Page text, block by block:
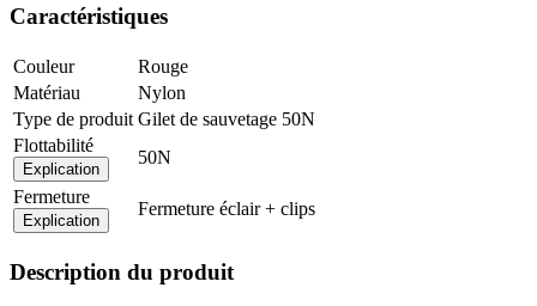
Caractéristiques
Couleur
Rouge
Matériau
Nylon
Type de produit Gilet de sauvetage 50N
Flottabilité
Explication
50N
Fermeture
Explication
Fermeture éclair + clips
Description du produit